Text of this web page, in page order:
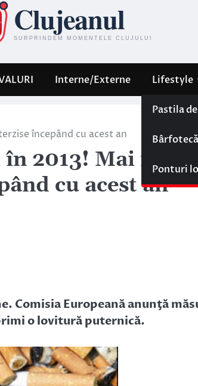
Interne/Externe Lifestyle
Pastila
Bârfotecă
Ponturi
începând cu acest an
2013! Mai
cu acest an
Comisia Europeană anunţă
o lovitură puternică.